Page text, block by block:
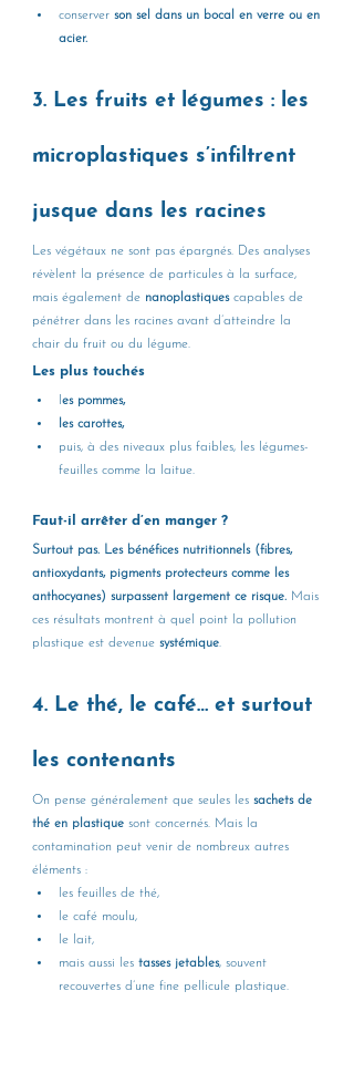
conserver son sel dans un bocal en verre ou en
acier.
3. Les fruits et légumes : les
microplastiques s’infiltrent
jusque dans les racines
Les végétaux ne sont pas épargnés. Des analyses
révèlent la présence de particules à la surface,
mais également de nanoplastiques capables de
pénétrer dans les racines avant d’atteindre la
chair du fruit ou du légume.
Les plus touchés
es pommes,
les carottes,
puis, à des niveaux plus faibles, les légumes-
feuilles comme la laitue.
Faut-il arrêter d’en manger ?
Surtout pas. Les bénéfices nutritionnels (fibres,
antioxydants, pigments protecteurs comme les
anthocyanes) surpassent largement ce risque. Mais
ces résultats montrent à quel point la pollution
plastique est devenue systémique.
4. Le thé, le café… et surtout
les contenants
On pense généralement que seules les sachets de
thé en plastique sont concernés. Mais la
contamination peut venir de nombreux autres
éléments :
les feuilles de thé,
le café moulu,
le lait,
mais aussi les tasses jetables, souvent
recouvertes d’une fine pellicule plastique.